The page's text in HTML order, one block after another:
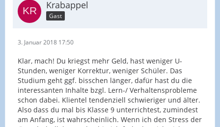
Krabappel
Gast
3. Januar 2018 17:50
Klar, mach! Du kriegst mehr Geld, hast weniger U-
Stunden, weniger Korrektur, weniger Schüler. Das
Studium geht ggf. bisschen länger, dafür hast du die
interessanten Inhalte bzgl. Lern-/ Verhaltensprobleme
schon dabei. Klientel tendenziell schwieriger und älter.
Also dass du mal bis Klasse 9 unterrichtest, zumindest
am Anfang, ist wahrscheinlich. Wenn ich den Stress der